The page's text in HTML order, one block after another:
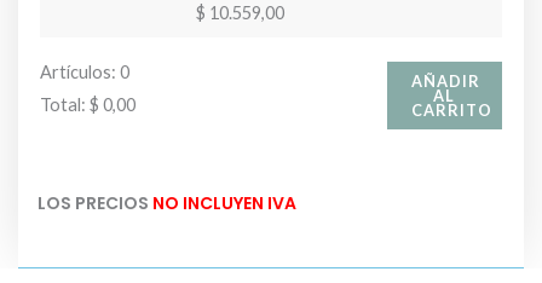
$ 10.559,00
Artículos: 0
Total: $ 0,00
Tu
es
AÑADIR
AL
CARRITO
LOS PRECIOS NO INCLUYEN IVA